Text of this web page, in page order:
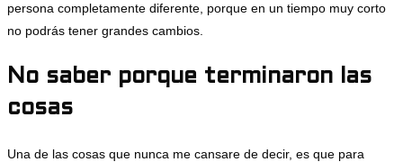
persona completamente diferente, porque en un tiempo muy corto
no podrás tener grandes cambios.
No saber porque terminaron las
cosas
Una de las cosas que nunca me cansare de decir, es que para